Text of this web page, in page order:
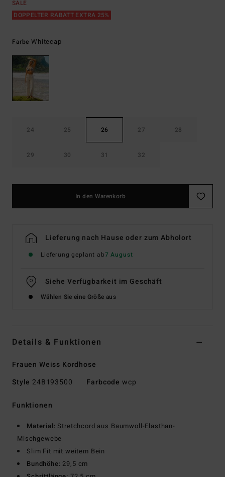
SALE
DOPPELTER RABATT EXTRA 25%
FarbeWhitecap
24 25 26 27 28
29 30 31 32
In den Warenkorb
Lieferung nach Hause oder zum Abholort
Lieferung geplant ab7 August
Siehe Verfügbarkeit im Geschäft
Wählen Sie eine Größe aus
Details & Funktionen
Frauen Weiss Kordhose
Style 24B193500 Farbcode wcp
Funktionen
Material: Stretchcord aus Baumwoll-Elasthan-
Mischgewebe
Slim Fit mit weitem Bein
Bundhöhe: 29,5 cm